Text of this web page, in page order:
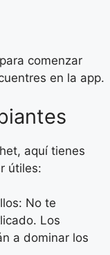
comenzar
en la app.
aquí tienes
útiles:
No te
Los
a dominar los